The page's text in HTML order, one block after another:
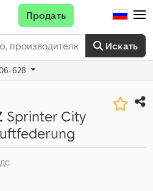
Искать
Продать
628
Sprinter City